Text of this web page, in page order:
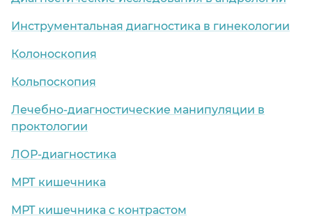
Инструментальная диагностика в гинекологии
Колоноскопия
Кольпоскопия
Лечебно-диагностические манипуляции в
проктологии
ЛОР-диагностика
МРТ кишечника
МРТ кишечника с контрастом